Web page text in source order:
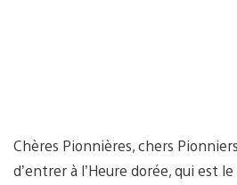
Chères Pionnières, chers
d’entrer à l’Heure dorée, qui est